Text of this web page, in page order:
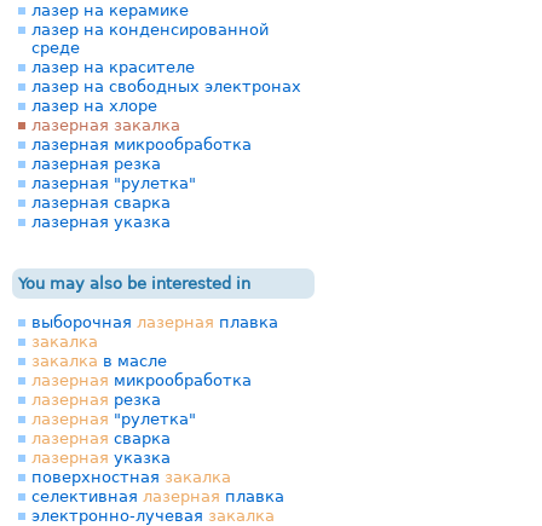
лазер на керамике
лазер на конденсированной
среде
лазер на красителе
лазер на свободных электронах
лазер на хлоре
лазерная закалка
лазерная микрообработка
лазерная резка
лазерная "рулетка"
лазерная сварка
лазерная указка
You may also be interested in
выборочная лазерная плавка
закалка
закалка в масле
лазерная микрообработка
лазерная резка
лазерная "рулетка"
лазерная сварка
лазерная указка
поверхностная закалка
селективная лазерная плавка
электронно-лучевая закалка